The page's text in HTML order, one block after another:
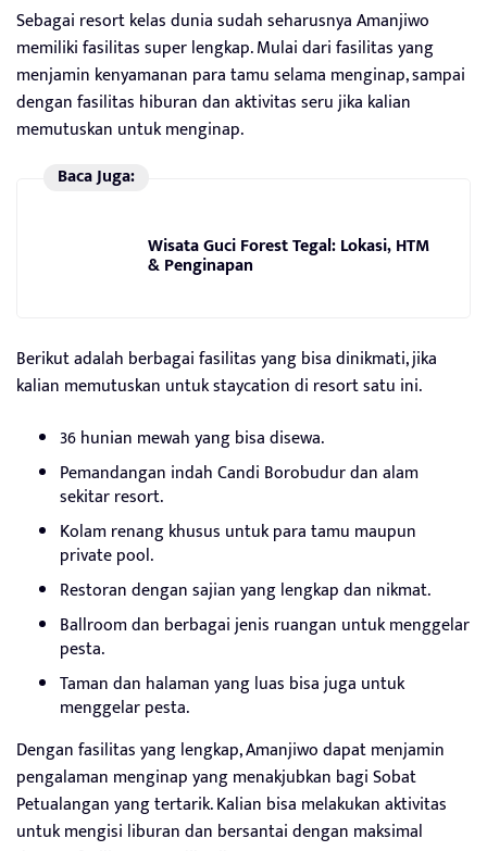
Sebagai resort kelas dunia sudah seharusnya Amanjiwo
memiliki fasilitas super lengkap. Mulai dari fasilitas yang
menjamin kenyamanan para tamu selama menginap, sampai
dengan fasilitas hiburan dan aktivitas seru jika kalian
memutuskan untuk menginap.
Baca Juga:
Wisata Guci Forest Tegal: Lokasi, HTM
& Penginapan
Berikut adalah berbagai fasilitas yang bisa dinikmati, jika
kalian memutuskan untuk staycation di resort satu ini.
36 hunian mewah yang bisa disewa.
Pemandangan indah Candi Borobudur dan alam
sekitar resort.
Kolam renang khusus untuk para tamu maupun
private pool.
Restoran dengan sajian yang lengkap dan nikmat.
Ballroom dan berbagai jenis ruangan untuk menggelar
pesta.
Taman dan halaman yang luas bisa juga untuk
menggelar pesta.
Dengan fasilitas yang lengkap, Amanjiwo dapat menjamin
pengalaman menginap yang menakjubkan bagi Sobat
Petualangan yang tertarik. Kalian bisa melakukan aktivitas
untuk mengisi liburan dan bersantai dengan maksimal